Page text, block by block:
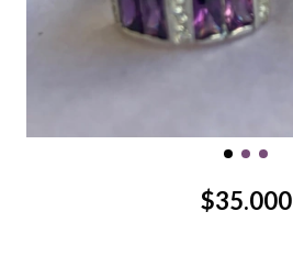
$35.000